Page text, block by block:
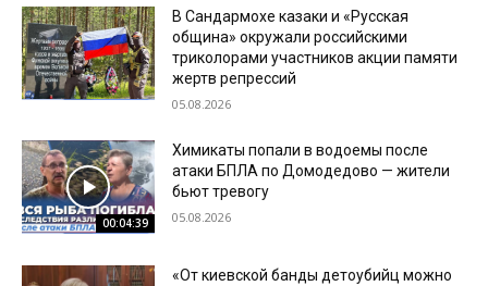
В Сандармохе казаки и «Русская
община» окружали российскими
триколорами участников акции памяти
жертв репрессий
05.08.2026
00:04:39
Химикаты попали в водоемы после
атаки БПЛА по Домодедово — жители
бьют тревогу
05.08.2026
«От киевской банды детоубийц можно